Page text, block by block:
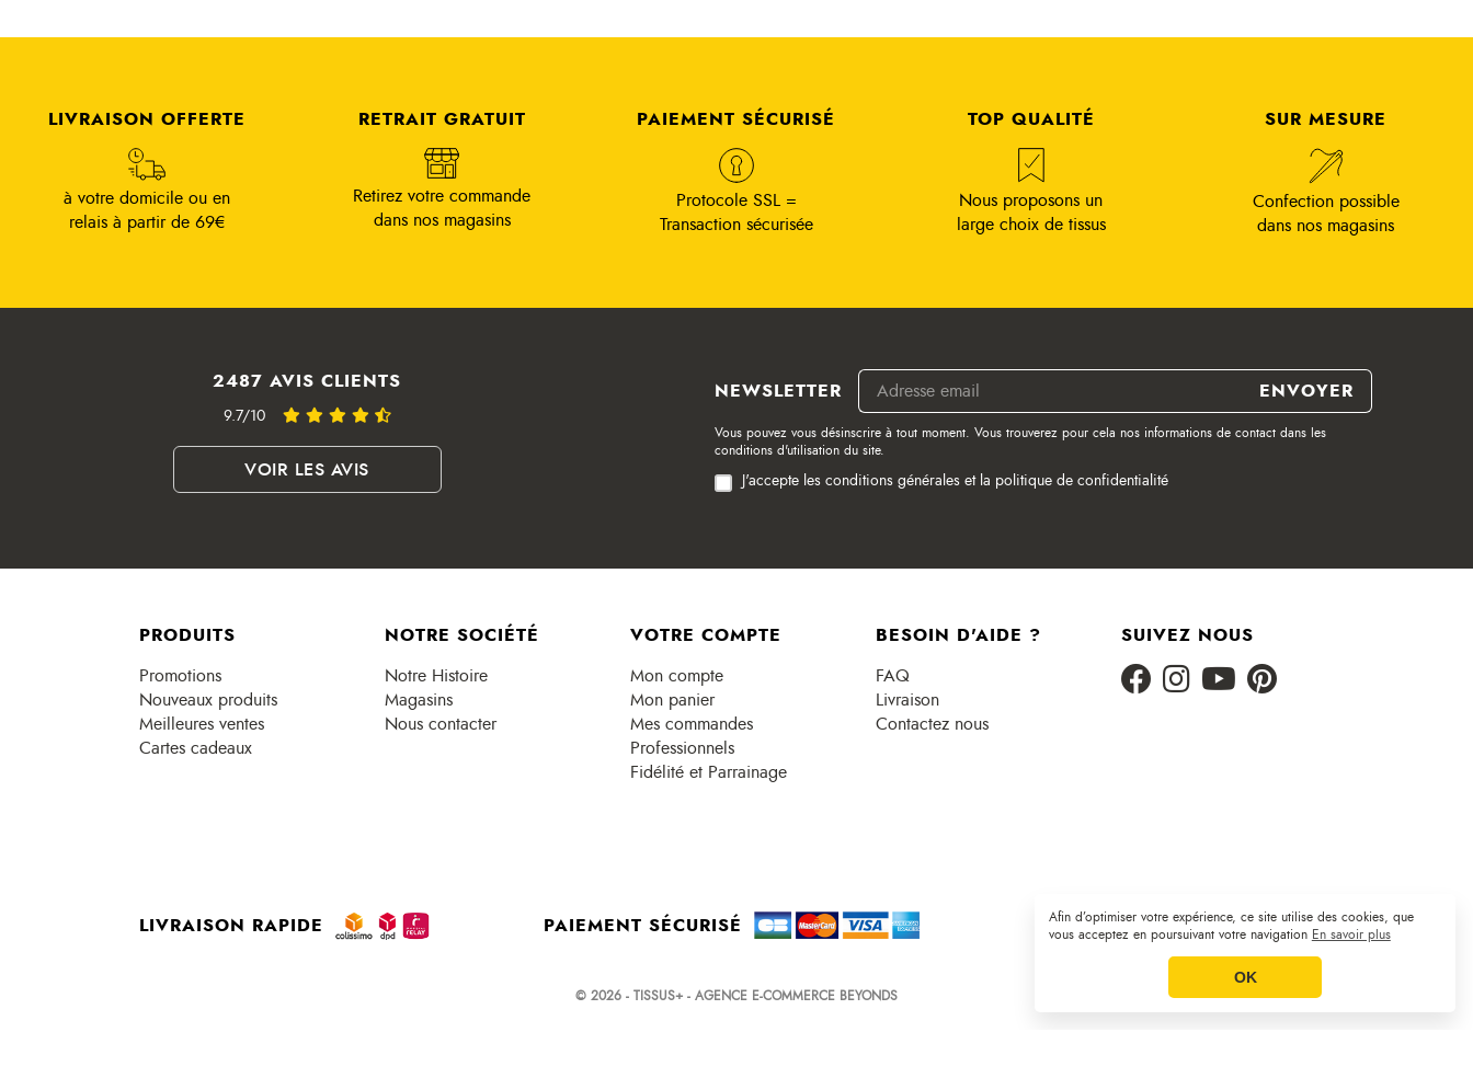
Afin d’optimiser votre expérience, ce site utilise des cookies, que
vous acceptez en poursuivant votre navigation En savoir plus
OK
LIVRAISON OFFERTE
à votre domicile ou en
relais à partir de 69€
RETRAIT GRATUIT
Retirez votre commande
dans nos magasins
PAIEMENT SÉCURISÉ
Protocole SSL =
Transaction sécurisée
TOP QUALITÉ
Nous proposons un
large choix de tissus
SUR MESURE
Confection possible
dans nos magasins
2487 AVIS CLIENTS
9.7/10
VOIR LES AVIS
NEWSLETTER
Vous pouvez vous désinscrire à tout moment. Vous trouverez pour cela nos informations de contact dans les
conditions d'utilisation du site.
J'accepte les conditions générales et la politique de confidentialité
PRODUITS
Promotions
Nouveaux produits
Meilleures ventes
Cartes cadeaux
NOTRE SOCIÉTÉ
Notre Histoire
Magasins
Nous contacter
VOTRE COMPTE
Mon compte
Mon panier
Mes commandes
Professionnels
Fidélité et Parrainage
BESOIN D'AIDE ?
FAQ
Livraison
Contactez nous
SUIVEZ NOUS
LIVRAISON RAPIDE PAIEMENT SÉCURISÉ Plan du site | CGV | Mentions légales
© 2026 - TISSUS+ - AGENCE E-COMMERCE BEYONDS